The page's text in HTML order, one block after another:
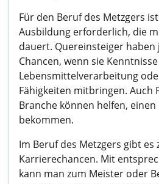
Für den Beruf des Metzgers
Ausbildung erforderlich, die
dauert. Quereinsteiger haben
Chancen, wenn sie
Lebensmittelverarbeitung
Fähigkeiten mitbringen. Auch
Branche können helfen, einen
bekommen.
Im Beruf des Metzgers gibt es
Karrierechancen. Mit
kann man zum Meister oder